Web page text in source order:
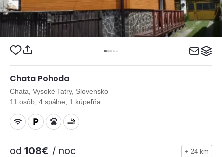
Chata Pohoda
Chata, Vysoké Tatry, Slovensko
11 osôb, 4 spálne, 1 kúpeľňa
od 108€ / noc + 24 km